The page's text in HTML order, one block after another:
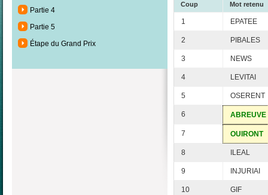
Partie 4
Partie 5
Étape du Grand Prix
Coup Mot retenu
1 EPATEE
2 PIBALES
3 NEWS
4 LEVITAI
5 OSERENT
6 ABREUVE
7 OUIRONT
8 ILEAL
9 INJURIAI
10 GIF